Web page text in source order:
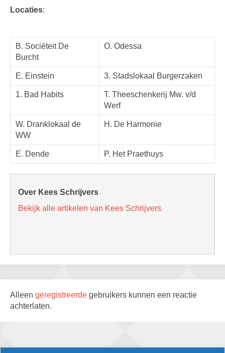
Locaties:
B. Sociëteit De
Burcht
O. Odessa
E. Einstein 3. Stadslokaal Burgerzaken
1. Bad Habits
T. Theeschenkerij Mw. v/d
Werf
W. Dranklokaal de
WW
H. De Harmonie
E. Dende P. Het Praethuys
Over Kees Schrijvers
Bekijk alle artikelen van Kees Schrijvers
Alleen geregistreerde gebruikers kunnen een reactie
achterlaten.